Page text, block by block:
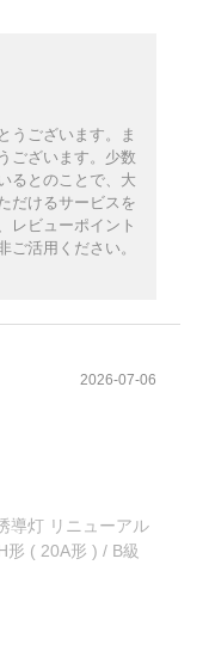
うございます。ま
ございます。少数
るとのことで、大
だけるサービスを
レビューポイント
ご活用ください。
2026-07-06
導灯 リニューアル
形 ( 20A形 ) / B級